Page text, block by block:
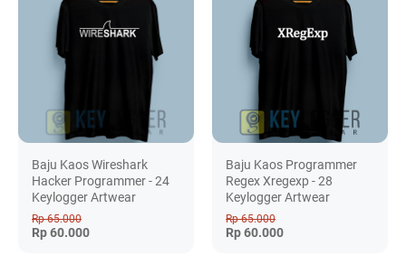
Baju Kaos Wireshark
Hacker Programmer - 24
Keylogger Artwear
Rp 65.000
Rp 60.000
Baju Kaos Programmer
Regex Xregexp - 28
Keylogger Artwear
Rp 65.000
Rp 60.000